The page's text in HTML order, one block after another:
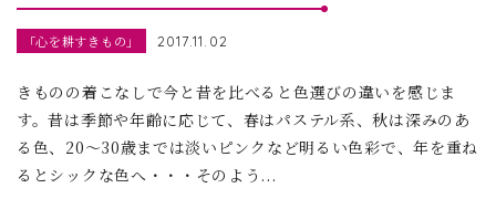
「心を耕すきもの」 2017.11.02
きものの着こなしで今と昔を比べると色選びの違いを感じま
す。昔は季節や年齢に応じて、春はパステル系、秋は深みのあ
る色、20～30歳までは淡いピンクなど明るい色彩で、年を重ね
るとシックな色へ・・・そのよう...